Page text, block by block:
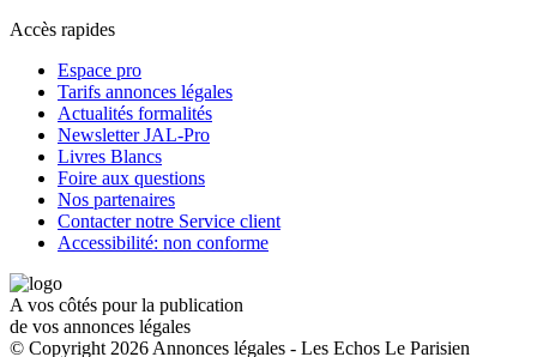
Accès rapides
Espace pro
Tarifs annonces légales
Actualités formalités
Newsletter JAL-Pro
Livres Blancs
Foire aux questions
Nos partenaires
Contacter notre Service client
Accessibilité: non conforme
A vos côtés pour la publication
de vos annonces légales
© Copyright 2026 Annonces légales - Les Echos Le Parisien